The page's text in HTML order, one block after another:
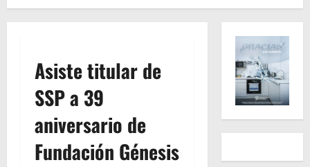
Asiste titular de
SSP a 39
aniversario de
Fundación Génesis